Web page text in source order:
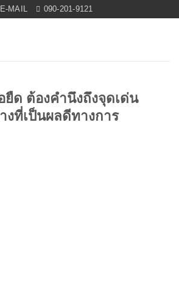
E-MAIL 090-201-9121
ยืด ต้องคำนึงถึงจุดเด่น
งที่เป็นผลดีทางการ